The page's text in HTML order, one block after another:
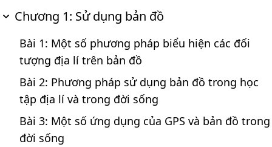
Chương 1: Sử dụng bản đồ
Bài 1: Một số phương pháp biểu hiện các đối
tượng địa lí trên bản đồ
Bài 2: Phương pháp sử dụng bản đồ trong học
tập địa lí và trong đời sống
Bài 3: Một số ứng dụng của GPS và bản đồ trong
đời sống